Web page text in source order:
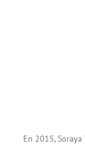
En 2015,